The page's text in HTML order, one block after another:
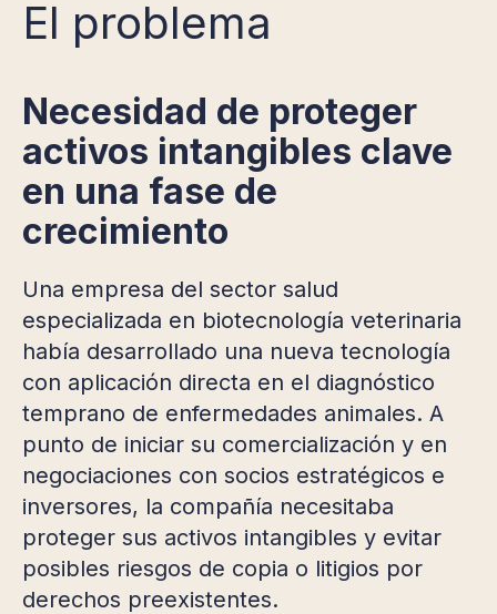
El problema
Necesidad de proteger
activos intangibles clave
en una fase de
crecimiento
Una empresa del sector salud
especializada en biotecnología veterinaria
había desarrollado una nueva tecnología
con aplicación directa en el diagnóstico
temprano de enfermedades animales. A
punto de iniciar su comercialización y en
negociaciones con socios estratégicos e
inversores, la compañía necesitaba
proteger sus activos intangibles y evitar
posibles riesgos de copia o litigios por
derechos preexistentes.